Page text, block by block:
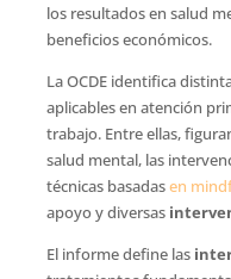
los resultados en salud
beneficios económicos.
La OCDE identifica
aplicables en atención
trabajo. Entre ellas,
salud mental, las
técnicas basadasen
apoyo y diversas
El informe define las